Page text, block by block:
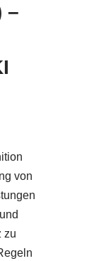
–
von
zu